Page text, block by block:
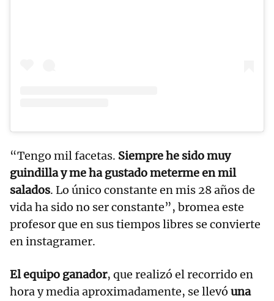
“Tengo mil facetas. Siempre he sido muy
guindilla y me ha gustado meterme en mil
salados. Lo único constante en mis 28 años de
vida ha sido no ser constante”, bromea este
profesor que en sus tiempos libres se convierte
en instagramer.
El equipo ganador, que realizó el recorrido en
hora y media aproximadamente, se llevó una